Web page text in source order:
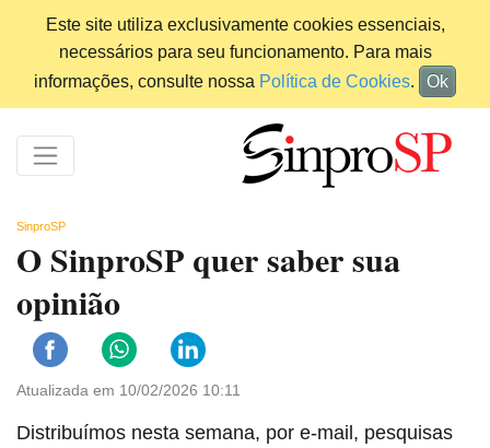
Este site utiliza exclusivamente cookies essenciais,
necessários para seu funcionamento. Para mais
informações, consulte nossa Política de Cookies. Ok
SinproSP
O SinproSP quer saber sua
opinião
Atualizada em 10/02/2026 10:11
Distribuímos nesta semana, por e-mail, pesquisas